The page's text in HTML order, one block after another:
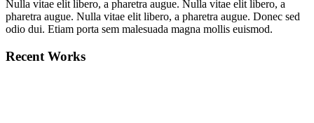
Nulla vitae elit libero, a pharetra augue. Nulla vitae elit libero, a
pharetra augue. Nulla vitae elit libero, a pharetra augue. Donec sed
odio dui. Etiam porta sem malesuada magna mollis euismod.
Recent Works